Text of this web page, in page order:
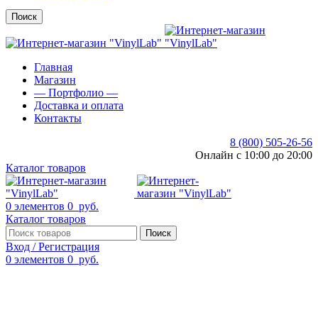
Поиск
Главная
Магазин
— Портфолио —
Доставка и оплата
Контакты
8 (800) 505-26-56
Онлайн с 10:00 до 20:00
Каталог товаров
0 элементов 0 руб.
Каталог товаров
Поиск
Вход / Регистрация
0 элементов 0 руб.